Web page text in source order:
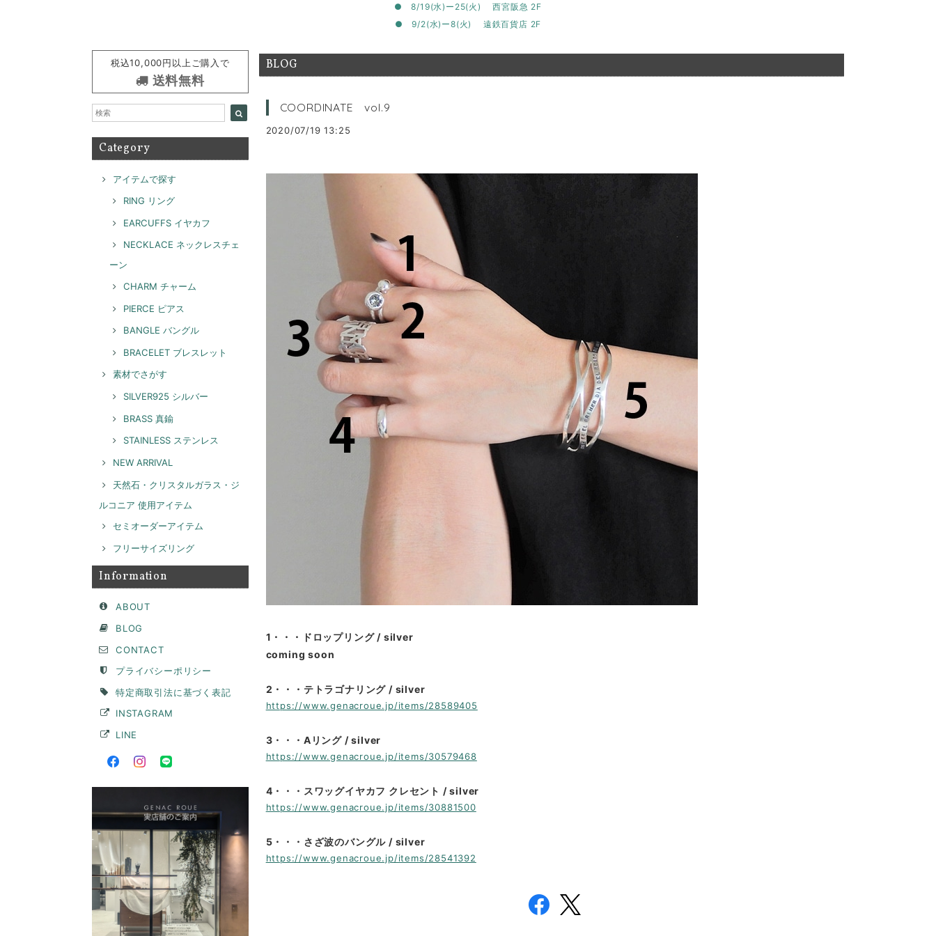
● 8/19(水)ー25(火) 西宮阪急 2F
● 9/2(水)ー8(火) 遠鉄百貨店 2F
税込10,000円以上ご購入で
送料無料
Category
アイテムで探す
RING リング
EARCUFFS イヤカフ
NECKLACE ネックレスチェ
ーン
CHARM チャーム
PIERCE ピアス
BANGLE バングル
BRACELET ブレスレット
素材でさがす
SILVER925 シルバー
BRASS 真鍮
STAINLESS ステンレス
NEW ARRIVAL
天然石・クリスタルガラス・ジ
ルコニア 使用アイテム
セミオーダーアイテム
フリーサイズリング
Information
ABOUT
BLOG
CONTACT
プライバシーポリシー
特定商取引法に基づく表記
INSTAGRAM
LINE
BLOG
COORDINATE vol.9
2020/07/19 13:25
1・・・ドロップリング / silver
coming soon
2・・・テトラゴナリング / silver
https://www.genacroue.jp/items/28589405
3・・・Aリング / silver
https://www.genacroue.jp/items/30579468
4・・・スワッグイヤカフ クレセント / silver
https://www.genacroue.jp/items/30881500
5・・・さざ波のバングル / silver
https://www.genacroue.jp/items/28541392